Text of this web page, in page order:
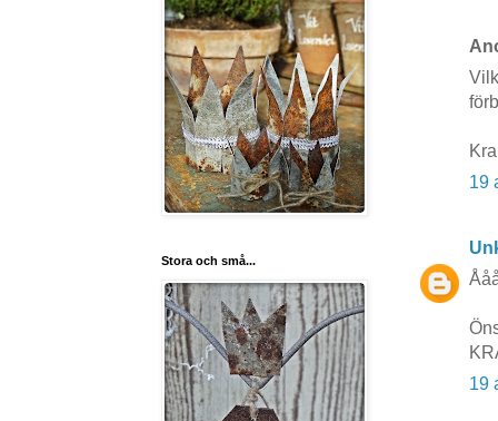
19
19
Stora och små...